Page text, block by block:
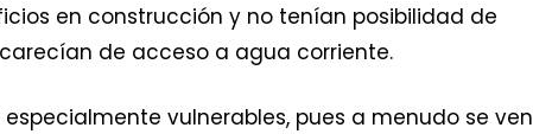
en construcción y no tenían posibilidad de
de acceso a agua corriente.
vulnerables, pues a menudo se ven